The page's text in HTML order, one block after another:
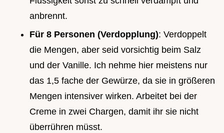
anbrennt.
Für 8 Personen (Verdopplung): Verdoppelt
die Mengen, aber seid vorsichtig beim Salz
und der Vanille. Ich nehme hier meistens nur
das 1,5 fache der Gewürze, da sie in größeren
Mengen intensiver wirken. Arbeitet bei der
Creme in zwei Chargen, damit ihr sie nicht
überrühren müsst.